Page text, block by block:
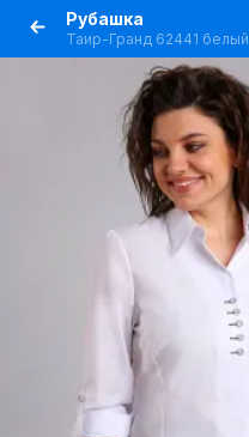
Рубашка
Таир-Гранд 62441 белый